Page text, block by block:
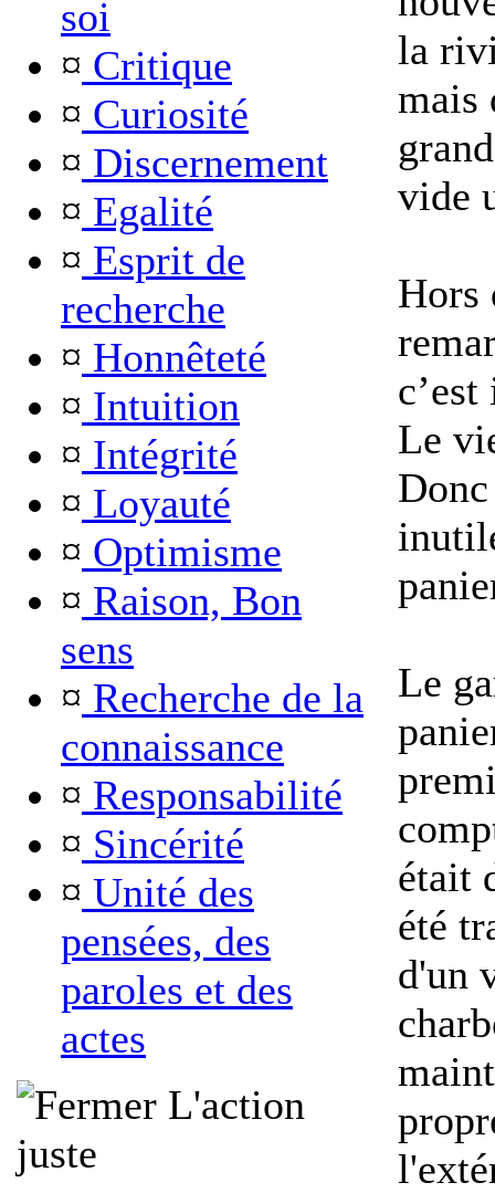
soi
¤ Critique
¤ Curiosité
¤ Discernement
¤ Egalité
¤ Esprit de
recherche
¤ Honnêteté
¤ Intuition
¤ Intégrité
¤ Loyauté
¤ Optimisme
¤ Raison, Bon
sens
¤ Recherche de la
connaissance
¤ Responsabilité
¤ Sincérité
¤ Unité des
pensées, des
paroles et des
actes
L'action
juste
la
mais
vide
Hors
Le
Le
était
été
d'un